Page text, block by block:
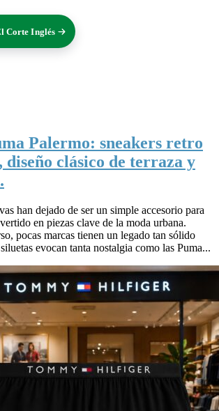
Corte Inglés
Palermo: sneakers retro
diseño clásico de terraza y
han dejado de ser un simple accesorio para
en piezas clave de la moda urbana.
pocas marcas tienen un legado tan sólido
evocan tanta nostalgia como las Puma...